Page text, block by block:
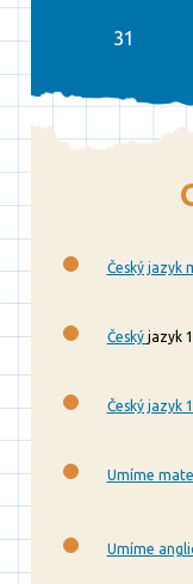
31
Český jazyk
Český jazyk
Český jazyk
Umíme
Umíme